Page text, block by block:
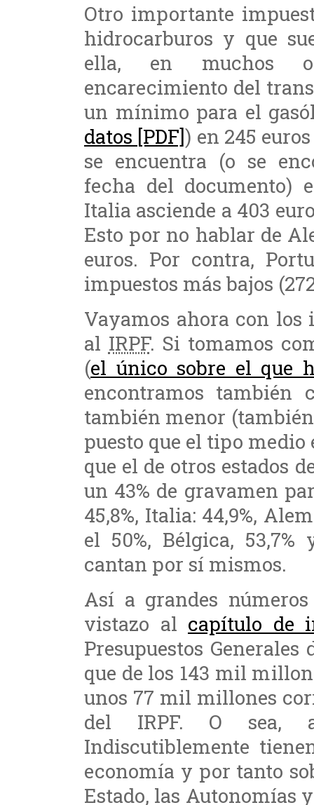
Otro importante
hidrocarburos y que
ella, en muchos
encarecimiento del
un mínimo para el
datos [PDF]) en 245
se encuentra (o se
fecha del documento)
Italia asciende a 403
Esto por no hablar de
euros. Por contra,
impuestos más bajos
Vayamos ahora con los
al IRPF. Si tomamos
(el único sobre el que
encontramos también
también menor
puesto que el tipo medio
que el de otros estados
un 43% de gravamen
45,8%, Italia: 44,9%,
el 50%, Bélgica, 53,7%
cantan por sí mismos.
Así a grandes
vistazo al capítulo de
Presupuestos
que de los 143 mil
unos 77 mil millones
del IRPF. O sea,
Indiscutiblemente
economía y por tanto
Estado, las Autonomías